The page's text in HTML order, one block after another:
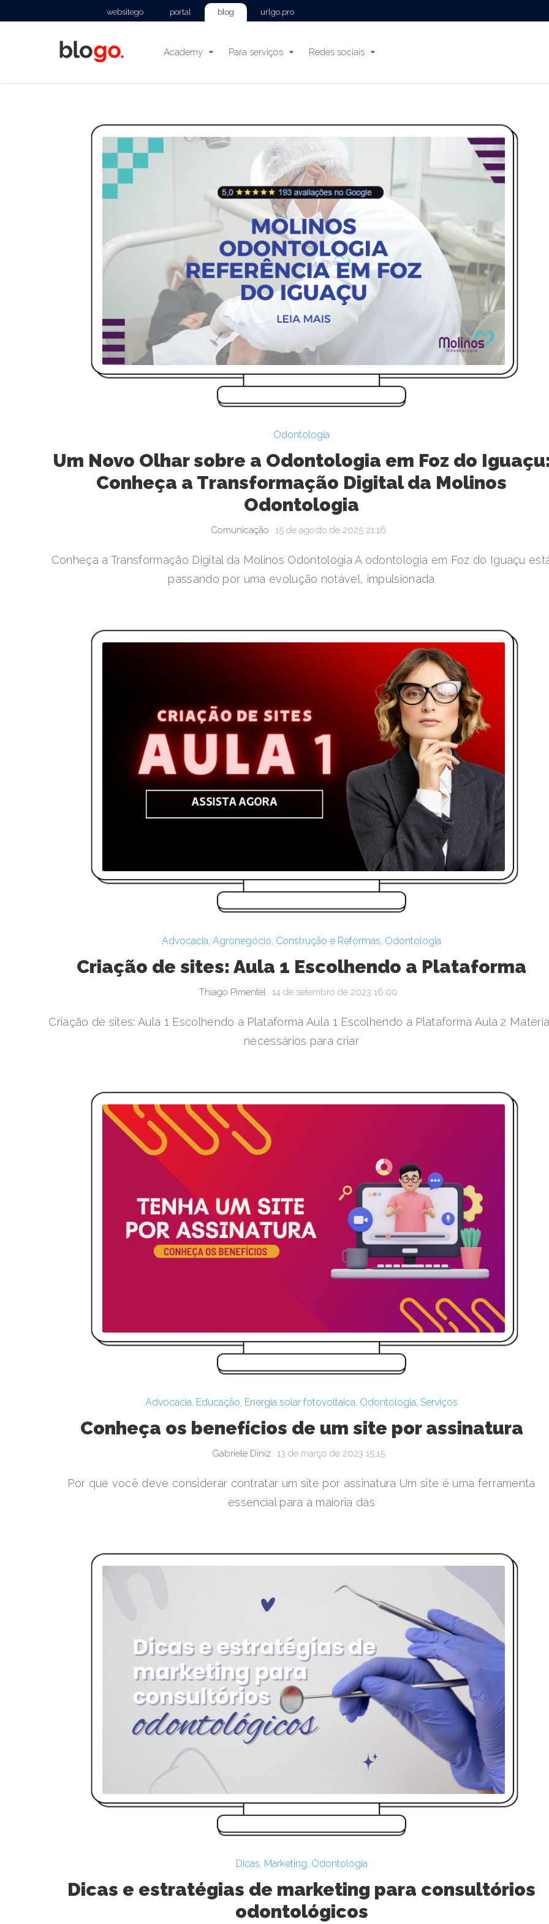
websitego portal blog urlgo.pro
Academy Para serviços Redes sociais
Odontologia
Um Novo Olhar sobre a Odontologia em Foz do
Conheça a Transformação Digital da Molinos
Odontologia
Comunicação 15 de agosto de 2025 21:16
Conheça a Transformação Digital da Molinos Odontologia A odontologia em Foz do Iguaçu
passando por uma evolução notável, impulsionada
Advocacia, Agronegócio, Construção e Reformas, Odontologia
Criação de sites: Aula 1 Escolhendo a Plataforma
Thiago Pimentel 14 de setembro de 2023 16:00
Criação de sites: Aula 1 Escolhendo a Plataforma Aula 1 Escolhendo a Plataforma Aula 2
necessários para criar
Advocacia, Educação, Energia solar fotovoltaica, Odontologia, Serviços
Conheça os benefícios de um site por assinatura
Gabriele Diniz 13 de março de 2023 15:15
Por que você deve considerar contratar um site por assinatura Um site é uma ferramenta
essencial para a maioria das
Dicas, Marketing, Odontologia
Dicas e estratégias de marketing para consultórios
odontológicos